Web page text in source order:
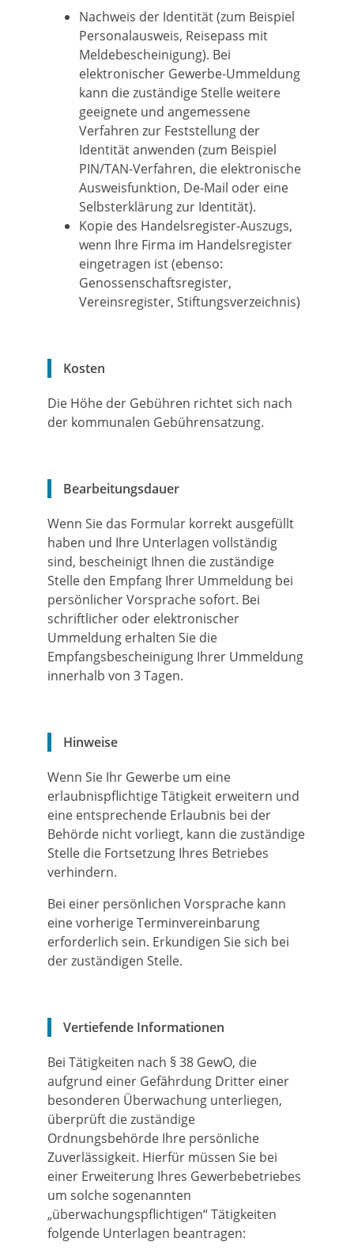
Nachweis der Identität (zum Beispiel
Personalausweis, Reisepass mit
Meldebescheinigung). Bei
elektronischer Gewerbe-Ummeldung
kann die zuständige Stelle weitere
geeignete und angemessene
Verfahren zur Feststellung der
Identität anwenden (zum Beispiel
PIN/TAN-Verfahren, die elektronische
Ausweisfunktion, De-Mail oder eine
Selbsterklärung zur Identität).
Kopie des Handelsregister-Auszugs,
wenn Ihre Firma im Handelsregister
eingetragen ist (ebenso:
Genossenschaftsregister,
Vereinsregister, Stiftungsverzeichnis)
Kosten
Die Höhe der Gebühren richtet sich nach
der kommunalen Gebührensatzung.
Bearbeitungsdauer
Wenn Sie das Formular korrekt ausgefüllt
haben und Ihre Unterlagen vollständig
sind, bescheinigt Ihnen die zuständige
Stelle den Empfang Ihrer Ummeldung bei
persönlicher Vorsprache sofort. Bei
schriftlicher oder elektronischer
Ummeldung erhalten Sie die
Empfangsbescheinigung Ihrer Ummeldung
innerhalb von 3 Tagen.
Hinweise
Wenn Sie Ihr Gewerbe um eine
erlaubnispflichtige Tätigkeit erweitern und
eine entsprechende Erlaubnis bei der
Behörde nicht vorliegt, kann die zuständige
Stelle die Fortsetzung Ihres Betriebes
verhindern.
Bei einer persönlichen Vorsprache kann
eine vorherige Terminvereinbarung
erforderlich sein. Erkundigen Sie sich bei
der zuständigen Stelle.
Vertiefende Informationen
Bei Tätigkeiten nach § 38 GewO, die
aufgrund einer Gefährdung Dritter einer
besonderen Überwachung unterliegen,
überprüft diezuständige
Ordnungsbehörde Ihre persönliche
Zuverlässigkeit. Hierfür müssen Sie bei
einer Erweiterung Ihres Gewerbebetriebes
um solche sogenannten
„überwachungspflichtigen“ Tätigkeiten
folgende Unterlagen beantragen: